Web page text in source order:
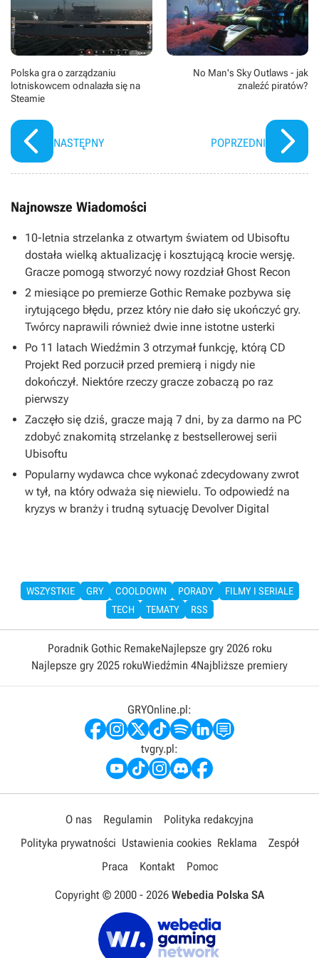
Polska gra o zarządzaniu
lotniskowcem odnalazła się na
Steamie
NASTĘPNY
No Man's Sky Outlaws - jak
znaleźć piratów?
POPRZEDNI
Najnowsze Wiadomości
10-letnia strzelanka z otwartym światem od Ubisoftu
dostała wielką aktualizację i kosztującą krocie wersję.
Gracze pomogą stworzyć nowy rozdział Ghost Recon
2 miesiące po premierze Gothic Remake pozbywa się
irytującego błędu, przez który nie dało się ukończyć gry.
Twórcy naprawili również dwie inne istotne usterki
Po 11 latach Wiedźmin 3 otrzymał funkcję, którą CD
Projekt Red porzucił przed premierą i nigdy nie
dokończył. Niektóre rzeczy gracze zobaczą po raz
pierwszy
Zaczęło się dziś, gracze mają 7 dni, by za darmo na PC
zdobyć znakomitą strzelankę z bestsellerowej serii
Ubisoftu
Popularny wydawca chce wykonać zdecydowany zwrot
w tył, na który odważa się niewielu. To odpowiedź na
kryzys w branży i trudną sytuację Devolver Digital
WSZYSTKIE GRY COOLDOWN PORADY
FILMY I SERIALE
TECH
TEMATY RSS
Poradnik Gothic RemakeNajlepsze gry 2026 roku
Najlepsze gry 2025 rokuWiedźmin 4Najbliższe premiery
GRYOnline.pl:
tvgry.pl:
O nas Regulamin
Polityka redakcyjna
Polityka prywatności Ustawienia cookies Reklama
Zespół
Praca
Kontakt Pomoc
Copyright © 2000 - 2026 Webedia Polska SA